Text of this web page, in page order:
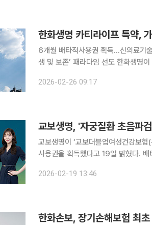
한화생명 카티라이프 특약,
6개월 배타적사용권 획득…신의료기
생 및 보존’ 패라다임 선도 한화생명이 자가 줄기세포 기반 무릎 관절 재생 치료를 보장하는 ‘카티라
특약은 생명보험협회로부터 6개월 배
2026-02-26 09:17
교보생명, '자궁질환 초음파
교보생명이 ‘교보더블업여성건강보
사용권을 획득했다고 19일 밝혔다. 배타적사용권은 생명보험협회가 독창적인 금융상품에 부여하는
2026-02-19 13:46
한화손보, 장기손해보험 최